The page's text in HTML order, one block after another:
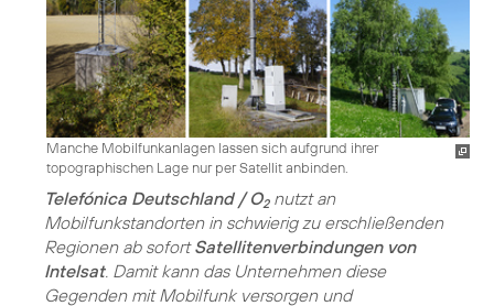
Manche Mobilfunkanlagen lassen sich aufgrund ihrer
topographischen Lage nur per Satellit anbinden.
Telefónica Deutschland / O2nutzt an
Mobilfunkstandorten in schwierig zu erschließenden
Regionen ab sofortSatellitenverbindungen von
Intelsat. Damit kann das Unternehmen diese
Gegenden mit Mobilfunk versorgen und